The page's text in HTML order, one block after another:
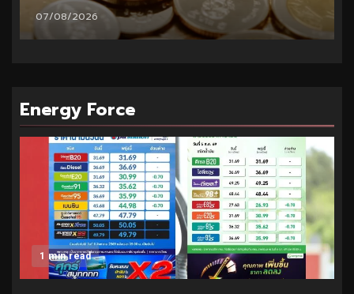
06/08/2026
Energy Force
1 min read